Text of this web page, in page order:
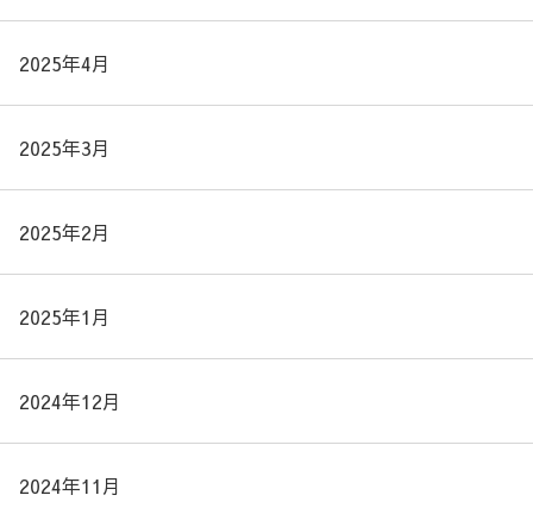
2025年4月
2025年3月
2025年2月
2025年1月
2024年12月
2024年11月